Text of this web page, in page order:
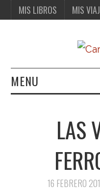
MIS LIBROS MIS
MENU
MIS VIAJES
LAS
16 FEBRERO